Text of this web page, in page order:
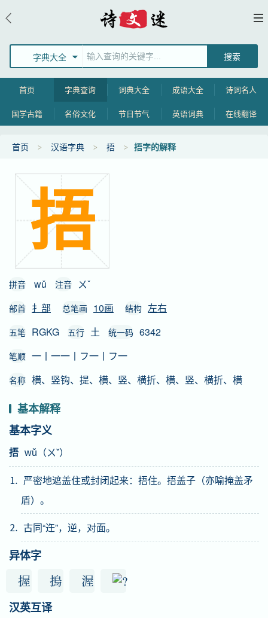
字典大全
首页 字典查询 词典大全 成语大全 诗词名人
国学古籍 名俗文化 节日节气 英语词典 在线翻译
首页 汉语字典 捂 捂字的解释
捂
拼音 wǔ 注音 ㄨˇ
部首 扌部 总笔画 10画 结构 左右
五笔 RGKG 五行 土 统一码 6342
笔顺 一丨一一丨フ一丨フ一
名称 横、竖钩、提、横、竖、横折、横、竖、横折、横
基本解释
基本字义
捂 wǔ（ㄨˇ）
⒈ 严密地遮盖住或封闭起来：捂住。捂盖子（亦喻掩盖矛
盾）。
⒉ 古同“迕”，逆，对面。
异体字
握 摀 渥
汉英互译